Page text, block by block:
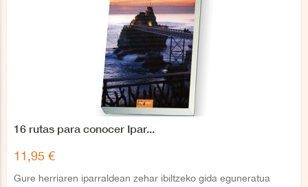
16 rutas para conocer Ipar...
11,95 €
Gure herriaren iparraldean zehar ibiltzeko gida eguneratua